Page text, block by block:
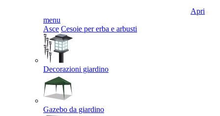
Apri
menu
Asce Cesoie per erba e arbusti
Decorazioni giardino
Gazebo da giardino